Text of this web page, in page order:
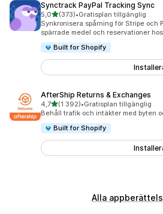
Synctrack PayPal Tracking Sync
5,0av 5 stjärnor
(373)
373 recensioner totalt
•Gratisplan tillgänglig
Synkronisera spårning för Stripe och
spärrade medel och reservationer hos
Built for Shopify
AfterShip Returns & Exchanges
4,7av 5 stjärnor
(1 392)
1392 recensioner totalt
•Gratisplan tillgänglig
Behåll trafik och intäkter med byten
Built for Shopify
Alla